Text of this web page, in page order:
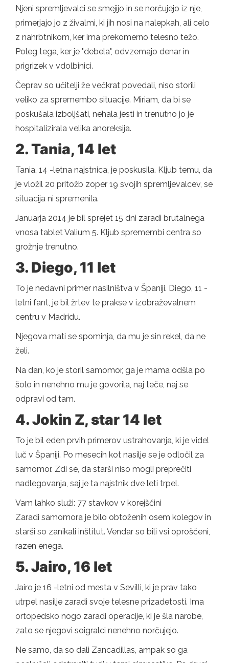
Njeni spremljevalci se smejijo in se norčujejo iz nje,
primerjajo jo z živalmi, ki jih nosi na nalepkah, ali celo
z nahrbtnikom, ker ima prekomerno telesno težo.
Poleg tega, ker je "debela", odvzemajo denar in
prigrizek v vdolbinici.
Čeprav so učitelji že večkrat povedali, niso storili
veliko za spremembo situacije. Miriam, da bi se
poskušala izboljšati, nehala jesti in trenutno jo je
hospitalizirala velika anoreksija.
2. Tania, 14 let
Tania, 14 -letna najstnica, je poskusila. Kljub temu, da
je vložil 20 pritožb zoper 19 svojih spremljevalcev, se
situacija ni spremenila.
Januarja 2014 je bil sprejet 15 dni zaradi brutalnega
vnosa tablet Valium 5. Kljub spremembi centra so
grožnje trenutno.
3. Diego, 11 let
To je nedavni primer nasilništva v Španiji. Diego, 11 -
letni fant, je bil žrtev te prakse v izobraževalnem
centru v Madridu.
Njegova mati se spominja, da mu je sin rekel, da ne
želi.
Na dan, ko je storil samomor, ga je mama odšla po
šolo in nenehno mu je govorila, naj teče, naj se
odpravi od tam.
4. Jokin Z, star 14 let
To je bil eden prvih primerov ustrahovanja, ki je videl
luč v Španiji. Po mesecih kot nasilje se je odločil za
samomor. Zdi se, da starši niso mogli preprečiti
nadlegovanja, saj je ta najstnik dve leti trpel.
Vam lahko služi: 77 stavkov v korejščini
Zaradi samomora je bilo obtoženih osem kolegov in
starši so zanikali inštitut. Vendar so bili vsi oproščeni,
razen enega.
5. Jairo, 16 let
Jairo je 16 -letni od mesta v Sevilli, ki je prav tako
utrpel nasilje zaradi svoje telesne prizadetosti. Ima
ortopedsko nogo zaradi operacije, ki je šla narobe,
zato se njegovi soigralci nenehno norčujejo.
Ne samo, da so dali Zancadillas, ampak so ga